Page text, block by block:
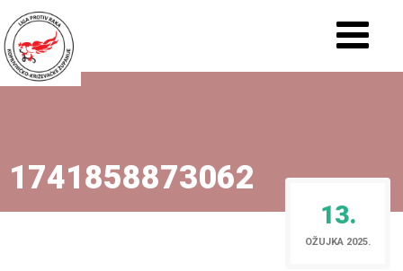
1741858873062
13.
OŽUJKA 2025.